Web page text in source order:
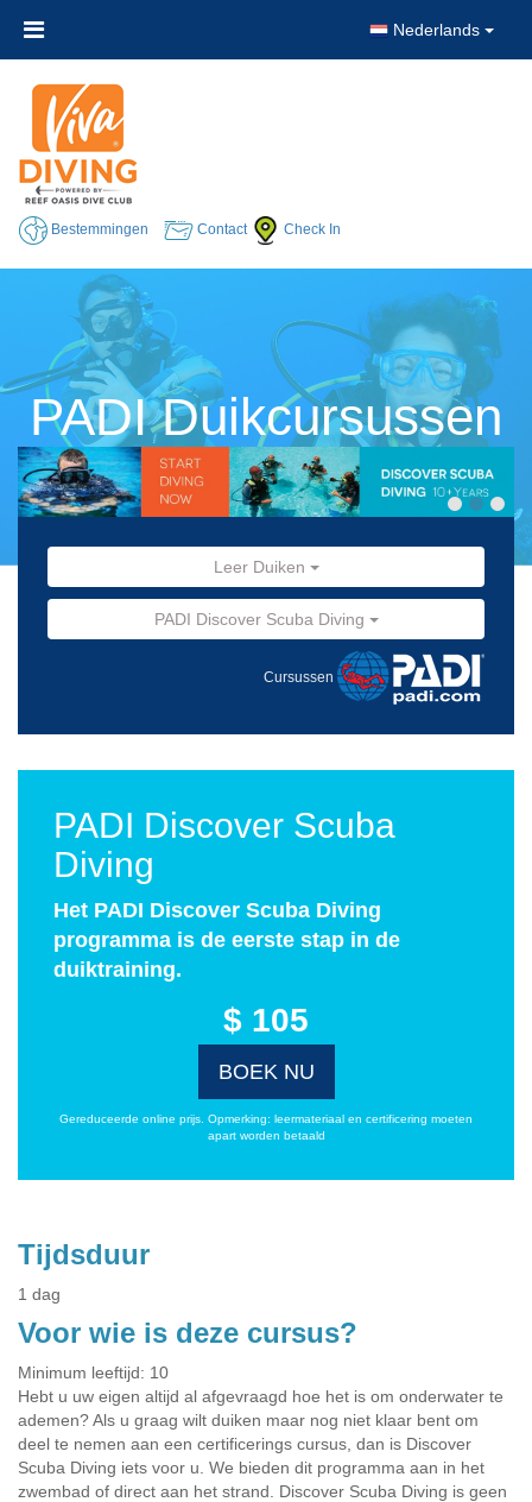
Nederlands
Bestemmingen Contact Check In
PADI Duikcursussen
Leer Duiken
PADI Discover Scuba Diving
Cursussen
PADI Discover Scuba
Diving
Het PADI Discover Scuba Diving
programma is de eerste stap in de
duiktraining.
$ 105
BOEK NU
Gereduceerde online prijs. Opmerking: leermateriaal en certificering moeten
apart worden betaald
Tijdsduur
1 dag
Voor wie is deze cursus?
Minimum leeftijd: 10
Hebt u uw eigen altijd al afgevraagd hoe het is om onderwater te
ademen? Als u graag wilt duiken maar nog niet klaar bent om
deel te nemen aan een certificerings cursus, dan is Discover
Scuba Diving iets voor u. We bieden dit programma aan in het
zwembad of direct aan het strand. Discover Scuba Diving is geen